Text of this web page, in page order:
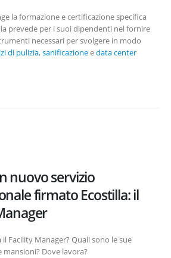
la formazione e certificazione specifica
prevede per i suoi dipendenti nel fornire
necessari per svolgere in modo
di pulizia,sanificazioneedata center
nuovo servizio
firmato Ecostilla: il
il Facility Manager? Quali sono le sue
mansioni? Dove lavora?